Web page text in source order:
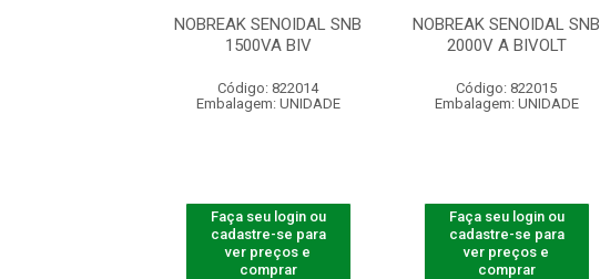
NOBREAK SENOIDAL SNB
1500VA BIV
Código: 822014
Embalagem: UNIDADE
Faça seu login ou
cadastre-se para
ver preços e
comprar
NOBREAK SENOIDAL SNB
2000V A BIVOLT
Código: 822015
Embalagem: UNIDADE
Faça seu login ou
cadastre-se para
ver preços e
comprar